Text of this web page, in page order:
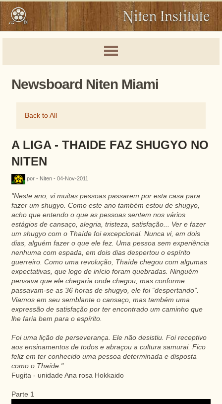
Newsboard Niten Miami
Back to All
A LIGA - THAIDE FAZ SHUGYO NO
NITEN
por - Niten - 04-Nov-2011
"Neste ano, vi muitas pessoas passarem por esta casa para
fazer um shugyo. Como este ano também estou de shugyo,
acho que entendo o que as pessoas sentem nos vários
estágios de cansaço, alegria, tristeza, satisfação... Ver e fazer
um shugyocom o Thaídefoi excepcional. Nunca vi, em dois
dias, alguém fazer o que ele fez. Uma pessoa sem experiência
nenhuma com espada, em dois dias despertou o espírito
guerreiro. Como uma revolução, Thaídechegou com algumas
expectativas, que logo de início foram quebradas. Ninguém
pensava que ele chegaria onde chegou, mas conforme
passavam-se as 36 horas de shugyo, ele foi “despertando”.
Viamosem seu semblante o cansaço, mas também uma
expressão de satisfação por ter encontrado um caminho que
lhe faria bem para o espírito.
Foi uma lição de perseverança. Ele não desistiu. Foi receptivo
aos ensinamentos de todos e abraçou a cultura samurai. Fico
feliz em ter conhecido uma pessoa determinada e disposta
como o Thaíde."
Fugita- unidade Ana rosa Hokkaido
Parte 1